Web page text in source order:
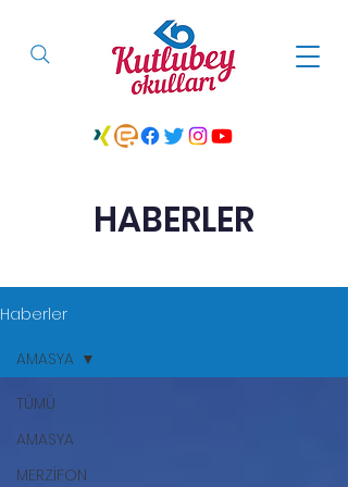
HABERLER
Haberler
TÜMÜ
AMASYA
MERZİFON
AMASYA